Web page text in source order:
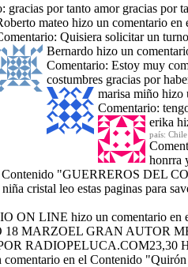
gracias por tanto amor gracias por
mateo hizo un comentario en
Quisiera solicitar un
Bernardo hizo un
Comentario: Estoy muy
costumbres gracias por
marisa miño hizo
Comentario:
erika
país: Chile
honrra
"GUERREROS DEL
cristal leo estas paginas para
ON LINE hizo un comentario en
18 MARZOEL GRAN AUTOR
RADIOPELUCA.COM23,30
comentario en el Contenido "Quirón